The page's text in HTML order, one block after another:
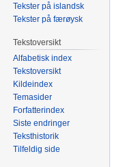
Tekster på islandsk
Tekster på færøysk
Tekstoversikt
Alfabetisk index
Tekstoversikt
Kildeindex
Temasider
Forfatterindex
Siste endringer
Teksthistorik
Tilfeldig side